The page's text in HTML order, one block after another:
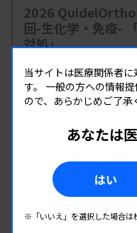
2026
回-生化学・免疫-
対処」
社
開催場所 : live配信 | オ
2026.09.05 -
第65回 日臨技 近
主催 : 日本臨床衛生検
当サイトは医療関係者
す。 一般の方への情報
ので、あらかじめご了承
あなたは
はい
※「いいえ」を選択した場合は